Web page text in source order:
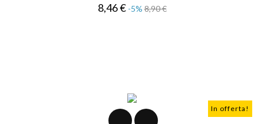
8,46 € Prezzo
-5% 8,90 €Prezzo
In offerta!